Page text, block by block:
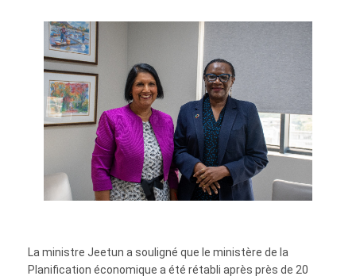
La ministre Jeetun a souligné que le ministère de la
Planification économique a été rétabli après près de 20